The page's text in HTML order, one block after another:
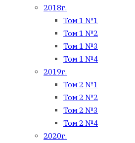
2018г.
Том 1 №1
Том 1 №2
Том 1 №3
Том 1 №4
2019г.
Том 2 №1
Том 2 №2
Том 2 №3
Том 2 №4
2020г.